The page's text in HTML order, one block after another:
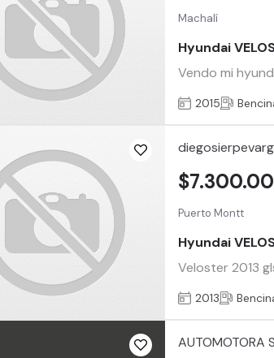
Machalí
Hyundai
Vendo mi
2015
Puerto Montt
Hyundai
Veloster 2013
2013
AUTOMOTORA